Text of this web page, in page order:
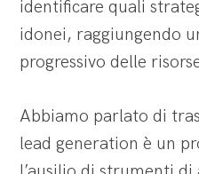
identificare quali
idonei, raggiungendo
progressivo delle
Abbiamo parlato di
lead generation è un